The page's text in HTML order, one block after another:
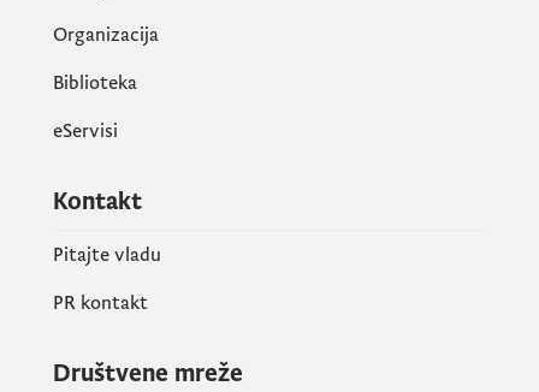
Organizacija
Biblioteka
eServisi
Kontakt
Pitajte vladu
PR kontakt
Društvene mreže